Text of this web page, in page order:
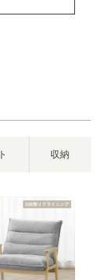
収納